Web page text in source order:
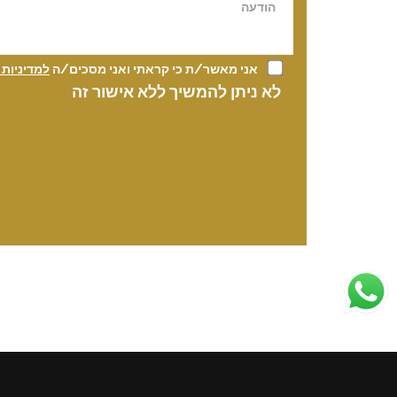
אני מאשר/ת כי קראתי ואני מסכים/ה
לא ניתן להמשיך ללא אישור זה